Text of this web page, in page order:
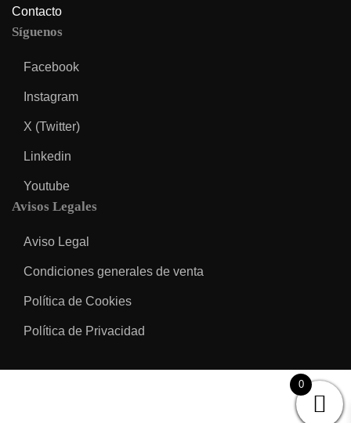
Contacto
Síguenos
Facebook
Instagram
X (Twitter)
Linkedin
Youtube
Avisos Legales
Aviso Legal
Condiciones generales de venta
Política de Cookies
Política de Privacidad
0